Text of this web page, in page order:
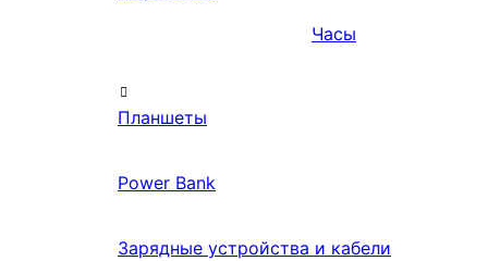
Часы
Планшеты
Power Bank
Зарядные устройства и кабели